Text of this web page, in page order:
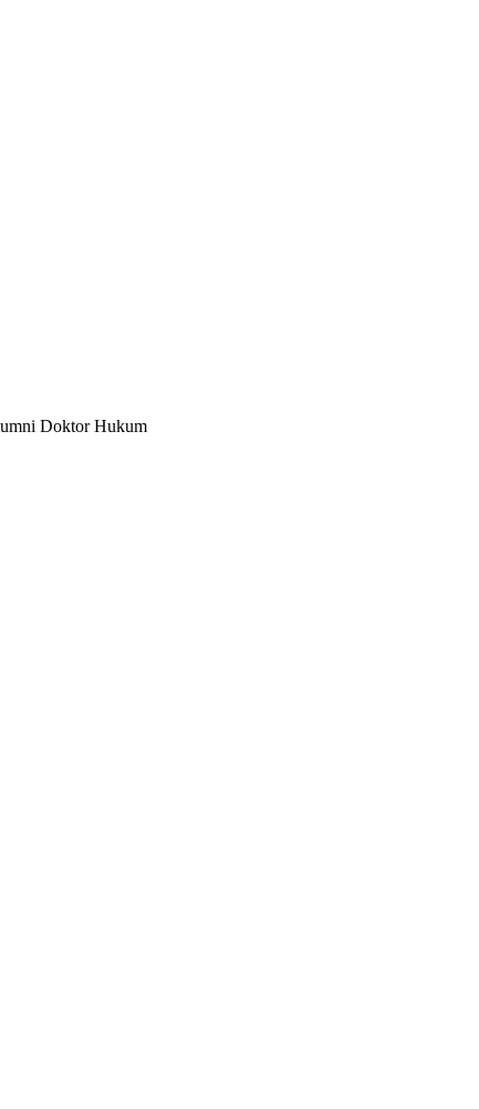
Doktor Hukum